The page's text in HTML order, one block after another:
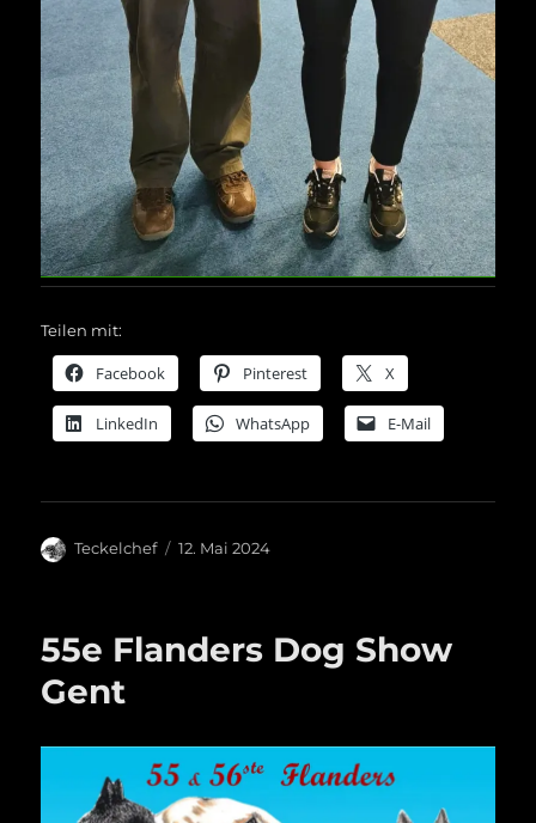
Teilen mit:
Facebook Pinterest X
LinkedIn WhatsApp E-Mail
Autor
Teckelchef
Veröffentlicht
12. Mai 2024
55e Flanders Dog Show
Gent